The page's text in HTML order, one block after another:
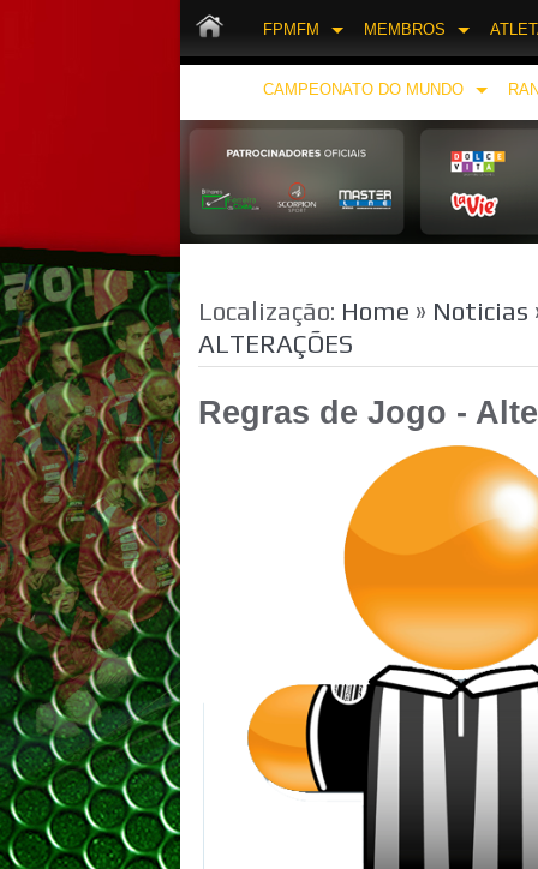
FPMFM MEMBROS
CAMPEONATO DO MUNDO
Localização: Home » Noticias
ALTERAÇÕES
Regras de Jogo -